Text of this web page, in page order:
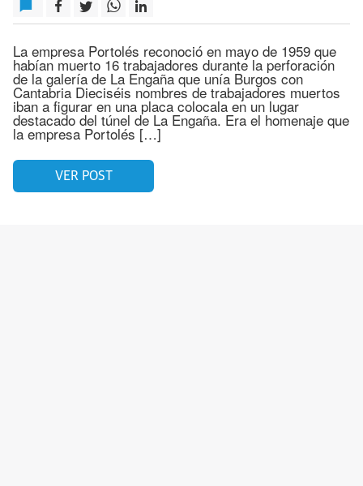
La empresa Portolés reconoció en mayo de 1959 que
habían muerto 16 trabajadores durante la perforación
de la galería de La Engaña que unía Burgos con
Cantabria Dieciséis nombres de trabajadores muertos
iban a figurar en una placa colocala en un lugar
destacado del túnel de La Engaña. Era el homenaje que
la empresa Portolés […]
VER POST